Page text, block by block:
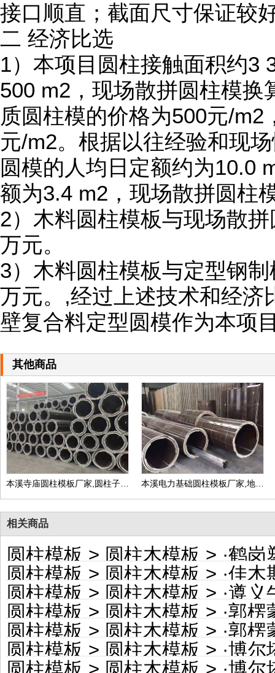
接口顺直；截面尺寸保证较
二 经济比选
1）本项目圆柱接触面积约3
500 m2，现场散拼圆柱模
质圆柱模的价格为500元/
元/m2。根据以往经验和现
圆模的人均日定额约为10.0
额为3.4 m2，现场散拼圆柱
2）木料圆柱模板与现场散
万元。
3）木料圆柱模板与定型钢
万元。,经过上述技术和经济
壁复合料定型圆模作为本项
其他商品
相关商品
圆柱模板>圆柱木模板> ·鹤岗塑
圆柱模板>圆柱木模板> ·佳木斯
圆柱模板>圆柱木模板> ·遵义牛
圆柱模板>圆柱木模板> ·郭楞蒙
圆柱模板>圆柱木模板> ·郭楞蒙古
圆柱模板>圆柱木模板> ·博尔塔拉